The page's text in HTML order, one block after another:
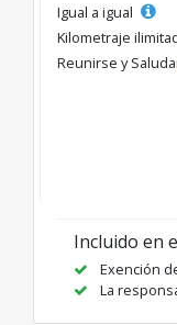
Igual a igual
Kilometraje
Reunirse y
Incluido en
Exención
La